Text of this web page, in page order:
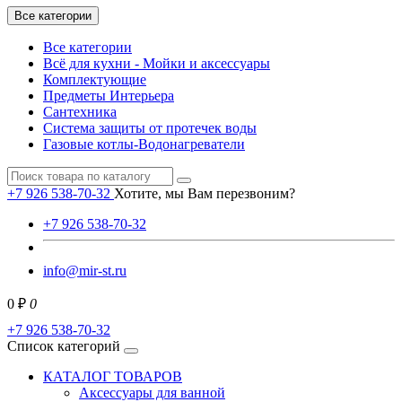
Все категории
Все категории
Всё для кухни - Мойки и аксессуары
Комплектующие
Предметы Интерьера
Сантехника
Система защиты от протечек воды
Газовые котлы-Водонагреватели
+7 926 538-70-32 Хотите, мы Вам перезвоним?
+7 926 538-70-32
info@mir-st.ru
0 ₽ 0
+7 926 538-70-32
Список категорий
КАТАЛОГ ТОВАРОВ
Аксессуары для ванной